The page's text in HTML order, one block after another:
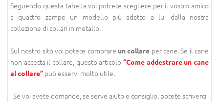
Seguendo questa tabella voi potrete scegliere per il vostro amico
a quattro zampe un modello più adatto a lui dalla nostra
collezione di collari in metallo.
Sul nostro sito voi potete comprare un collare per cane. Se il cane
non accetta il collare, questo articolo “Come addestrare un cane
al collare” può esservi molto utile.
Se voi avete domande, se serve aiuto o consiglio, potete scriverci